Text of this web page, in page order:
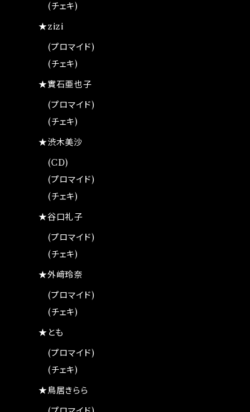
(チェキ)
★zizi
(プロマイド)
(チェキ)
★實石亜也子
(プロマイド)
(チェキ)
★渋木美沙
(CD)
(プロマイド)
(チェキ)
★谷口礼子
(プロマイド)
(チェキ)
★外﨑玲奈
(プロマイド)
(チェキ)
★とも
(プロマイド)
(チェキ)
★鳥居きらら